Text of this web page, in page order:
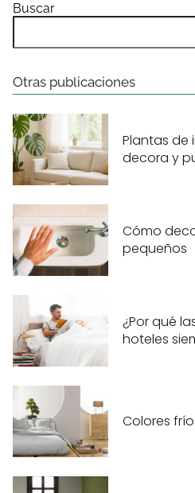
Buscar
Otras publicaciones
Plantas de
decora y
Cómo
pequeños
¿Por qué
hoteles
Colores